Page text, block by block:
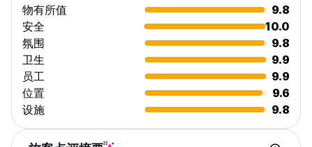
入住时间为14:00至19:00。如果您计划在 19:00 之后抵达，请通
知我们。
11:00前退房。
接待处： 24 小时开放。
税费不包括在内。抵达时需额外支付15%的费用。
没有宵禁。
适合儿童。
禁止吸烟，设有指定吸烟区。
宠物友好（我们有两只狗）。
物有所值
9.8
安全
10.0
氛围
9.8
卫生
9.9
员工
9.9
位置
9.6
设施
9.8